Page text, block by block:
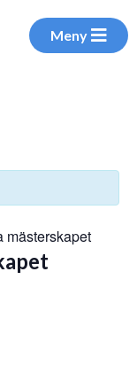
Meny
mästerskapet